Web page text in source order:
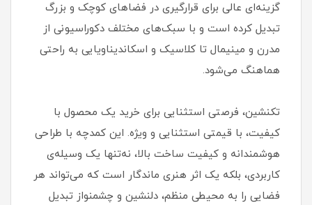
گزینه‌ای عالی برای قرارگیری در فضاهای کوچک و بزرگ
تبدیل کرده است و با سبک‌های مختلف دکوراسیونی از
مدرن و مینیمال تا کلاسیک و اسکاندیناویایی به راحتی
هماهنگ می‌شود.
تکنشین، فرصتی استثنایی برای خرید یک محصول با
کیفیت، با قیمتی استثنایی و ویژه. این کمدچه با طراحی
هوشمندانه و کیفیت ساخت بالا، نه‌تنها یک وسیله‌ی
کاربردی، بلکه یک اثر هنری ماندگار است که می‌تواند هر
فضایی را به محیطی منظم، دلنشین و چشمنواز تبدیل